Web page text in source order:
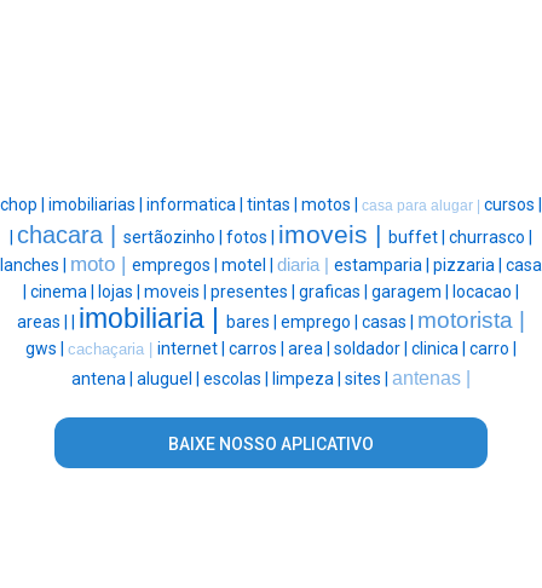
chop | imobiliarias | informatica | tintas | motos | casa para alugar | cursos |
| chacara | sertãozinho | fotos | imoveis | buffet | churrasco |
lanches | moto | empregos | motel | diaria | estamparia | pizzaria | casa
| cinema | lojas | moveis | presentes | graficas | garagem | locacao |
areas | | imobiliaria | bares | emprego | casas | motorista |
gws | cachaçaria | internet | carros | area | soldador | clinica | carro |
antena | aluguel | escolas | limpeza | sites | antenas |
BAIXE NOSSO APLICATIVO